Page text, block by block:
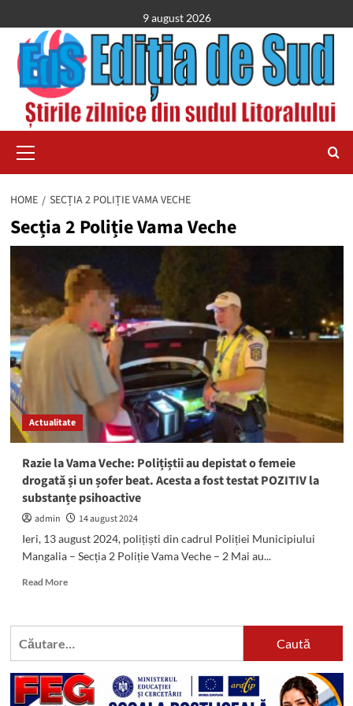
to
content
9 august 2026
Menu
HOME SECȚIA 2 POLIȚIE VAMA VECHE
Secția 2 Poliție Vama Veche
Actualitate
Razie la Vama Veche: Polițiștii au depistat o femeie
drogată și un șofer beat. Acesta a fost testat POZITIV la
substanțe psihoactive
admin
14 august 2024
Ieri, 13 august 2024, polițiști din cadrul Poliției Municipiului
Mangalia – Secția 2 Poliție Vama Veche – 2 Mai au...
Read MoreRead
Razie
Polițiștii
au
Caută